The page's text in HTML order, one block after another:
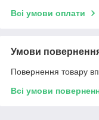
Всі умови оплати
Умови
Повернення товару
Всі умови